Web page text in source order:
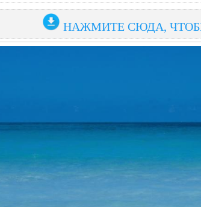
НАЖМИТЕ СЮДА,